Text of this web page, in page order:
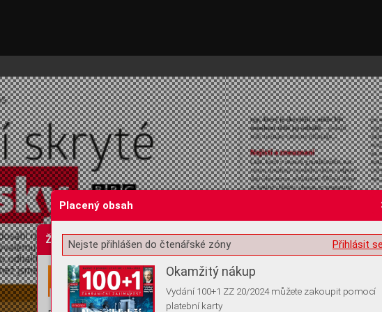
Žádost o souhlas s ukládáním volitelných informací
Placený obsah
Přihlásit
Nejste přihlášen do čtenářské zóny
Okamžitý nákup
Vydání 100+1 ZZ 20/2024 můžete zakoupit pomocí
platební karty